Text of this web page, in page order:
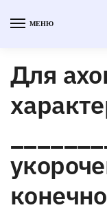
МЕНЮ
Для